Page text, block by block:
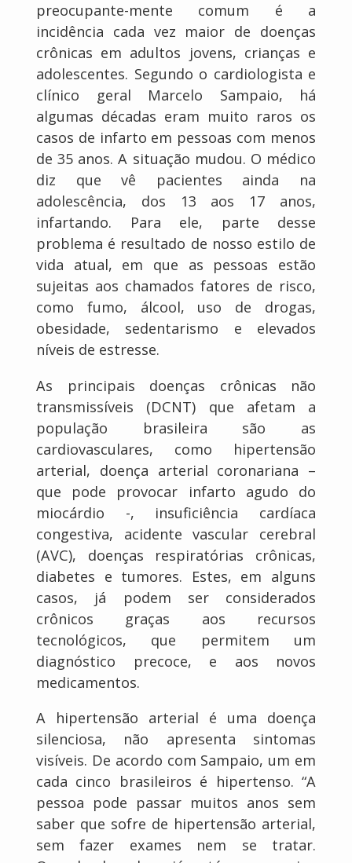
preocupante-mente comum é a
incidência cada vez maior de doenças
crônicas em adultos jovens, crianças e
adolescentes. Segundo o cardiologista e
clínico geral Marcelo Sampaio, há
algumas décadas eram muito raros os
casos de infarto em pessoas com menos
de 35 anos. A situação mudou. O médico
diz que vê pacientes ainda na
adolescência, dos 13 aos 17 anos,
infartando. Para ele, parte desse
problema é resultado de nosso estilo de
vida atual, em que as pessoas estão
sujeitas aos chamados fatores de risco,
como fumo, álcool, uso de drogas,
obesidade, sedentarismo e elevados
níveis de estresse.
As principais doenças crônicas não
transmissíveis (DCNT) que afetam a
população brasileira são as
cardiovasculares, como hipertensão
arterial, doença arterial coronariana –
que pode provocar infarto agudo do
miocárdio -, insuficiência cardíaca
congestiva, acidente vascular cerebral
(AVC), doenças respiratórias crônicas,
diabetes e tumores. Estes, em alguns
casos, já podem ser considerados
crônicos graças aos recursos
tecnológicos, que permitem um
diagnóstico precoce, e aos novos
medicamentos.
A hipertensão arterial é uma doença
silenciosa, não apresenta sintomas
visíveis. De acordo com Sampaio, um em
cada cinco brasileiros é hipertenso. “A
pessoa pode passar muitos anos sem
saber que sofre de hipertensão arterial,
sem fazer exames nem se tratar.